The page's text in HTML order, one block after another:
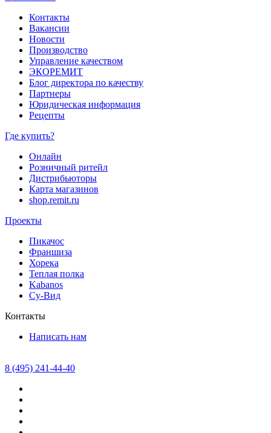
Контакты
Вакансии
Новости
Производство
Управление качеством
ЭКОРЕМИТ
Блог директора по качеству
Партнеры
Юридическая информация
Рецепты
Где купить?
Онлайн
Розничный ритейл
Дистрибьюторы
Карта магазинов
shop.remit.ru
Проекты
Пикачос
Франшиза
Хорека
Теплая полка
Kabanos
Су-Вид
Контакты
Написать нам
8 (495) 241-44-40